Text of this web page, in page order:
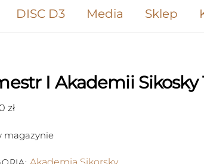
DISC D3 Media Sklep
I Akademii Sikosky
zł
magazynie